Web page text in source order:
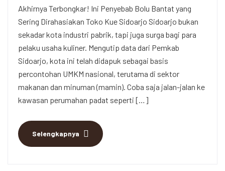
Akhirnya Terbongkar! Ini Penyebab Bolu Bantat yang
Sering Dirahasiakan Toko Kue Sidoarjo Sidoarjo bukan
sekadar kota industri pabrik, tapi juga surga bagi para
pelaku usaha kuliner. Mengutip data dari Pemkab
Sidoarjo, kota ini telah didapuk sebagai basis
percontohan UMKM nasional, terutama di sektor
makanan dan minuman (mamin). Coba saja jalan-jalan ke
kawasan perumahan padat seperti […]
Selengkapnya